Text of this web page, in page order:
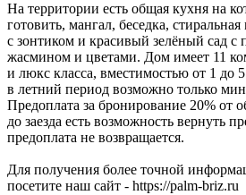
На территории есть общая кухня на
готовить, мангал, беседка,
с зонтиком и красивый зелёный сад с
жасмином и цветами. Дом имеет 11
и люкс класса, вместимостью от 1 до
в летний период возможно только
Предоплата за бронирование 20% от
до заезда есть возможность вернуть
предоплата не возвращается.
Для получения более точной
посетите наш сайт - https://palm-briz.ru